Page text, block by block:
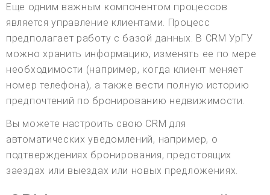
Еще одним важным компонентом процессов
является управление клиентами. Процесс
предполагает работу с базой данных. В CRM УрГУ
можно хранить информацию, изменять ее по мере
необходимости (например, когда клиент меняет
номер телефона), а также вести полную историю
предпочтений по бронированию недвижимости.
Вы можете настроить свою CRM для
автоматических уведомлений, например, о
подтверждениях бронирования, предстоящих
заездах или выездах или новых предложениях.